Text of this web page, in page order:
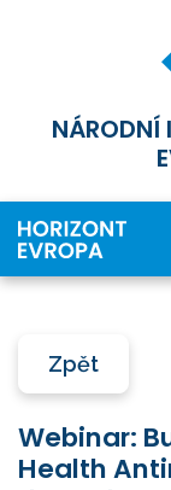
NÁRODNÍ
Zpět
Webinar:
Health